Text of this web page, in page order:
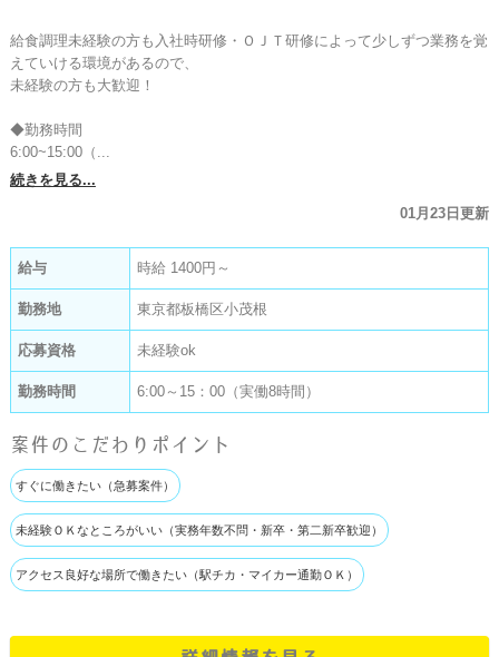
給食調理未経験の方も入社時研修・ＯＪＴ研修によって少しずつ業務を覚
えていける環境があるので、
未経験の方も大歓迎！
◆勤務時間
6:00~15:00（...
続きを見る...
01月23日更新
給与 時給 1400円～
勤務地 東京都板橋区小茂根
応募資格 未経験ok
勤務時間 6:00～15：00（実働8時間）
案件のこだわりポイント
すぐに働きたい（急募案件）
未経験ＯＫなところがいい（実務年数不問・新卒・第二新卒歓迎）
アクセス良好な場所で働きたい（駅チカ・マイカー通勤ＯＫ）